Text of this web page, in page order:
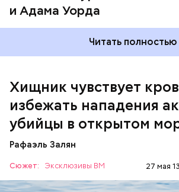
и Адама Уорда
Читать полностью
Хищник чувствует
избежать нападения
убийцы в открытом
Рафаэль Залян
Сюжет: Эксклюзивы ВМ 27 мая
человека в открытом море или
реальна. Следовательно, нужно
возможное, чтобы не оказаться за
гигантской акулы-молот, — пояснил